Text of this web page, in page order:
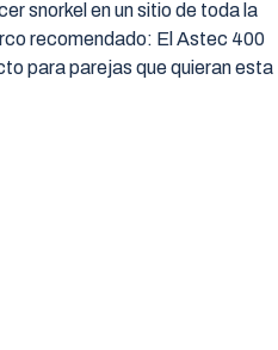
snorkel en un sitio de toda la
recomendado: El Astec 400
para parejas que quieran esta